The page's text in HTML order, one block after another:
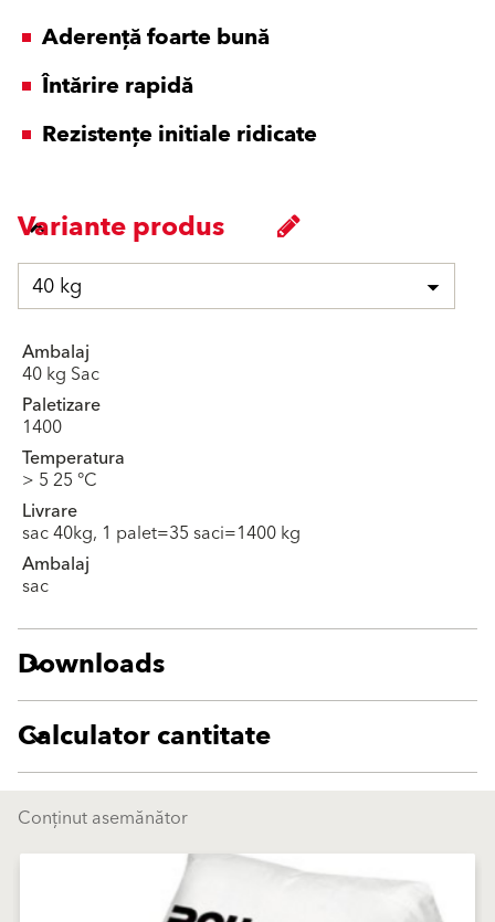
Aderenţă foarte bună
Întărire rapidă
Rezistenţe initiale ridicate
Variante produs
40 kg
Ambalaj
40 kg Sac
Paletizare
1400
Temperatura
> 5 25 °C
Livrare
sac 40kg, 1 palet=35 saci=1400 kg
Ambalaj
sac
Downloads
Calculator cantitate
Conținut asemănător